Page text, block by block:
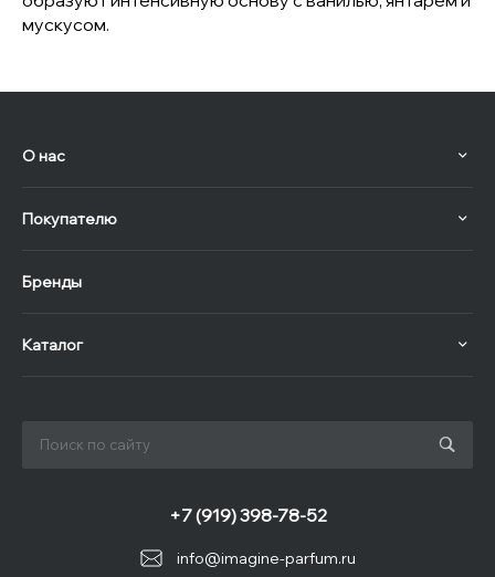
мускусом.
О нас
Покупателю
Бренды
Каталог
info@imagine-parfum.ru
+7 (919) 398-78-52